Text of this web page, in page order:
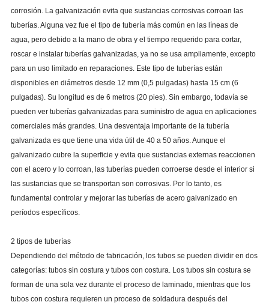
corrosión. La galvanización evita que sustancias corrosivas corroan las
tuberías. Alguna vez fue el tipo de tubería más común en las líneas de
agua, pero debido a la mano de obra y el tiempo requerido para cortar,
roscar e instalar tuberías galvanizadas, ya no se usa ampliamente, excepto
para un uso limitado en reparaciones. Este tipo de tuberías están
disponibles en diámetros desde 12 mm (0,5 pulgadas) hasta 15 cm (6
pulgadas). Su longitud es de 6 metros (20 pies). Sin embargo, todavía se
pueden ver tuberías galvanizadas para suministro de agua en aplicaciones
comerciales más grandes. Una desventaja importante de la tubería
galvanizada es que tiene una vida útil de 40 a 50 años. Aunque el
galvanizado cubre la superficie y evita que sustancias externas reaccionen
con el acero y lo corroan, las tuberías pueden corroerse desde el interior si
las sustancias que se transportan son corrosivas. Por lo tanto, es
fundamental controlar y mejorar las tuberías de acero galvanizado en
períodos específicos.
2 tipos de tuberías
Dependiendo del método de fabricación, los tubos se pueden dividir en dos
categorías: tubos sin costura y tubos con costura. Los tubos sin costura se
forman de una sola vez durante el proceso de laminado, mientras que los
tubos con costura requieren un proceso de soldadura después del